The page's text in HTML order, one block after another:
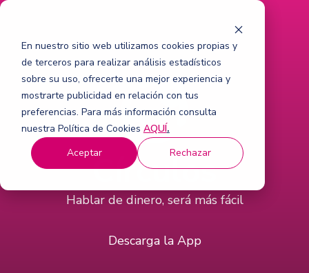
En nuestro sitio web utilizamos cookies propias y
de terceros para realizar análisis estadísticos
sobre su uso, ofrecerte una mejor experiencia y
mostrarte publicidad en relación con tus
preferencias. Para más información consulta
nuestra Política de Cookies AQUÍ.
Aceptar
Rechazar
Círculos
Hablar de dinero, será más fácil
Descarga la App